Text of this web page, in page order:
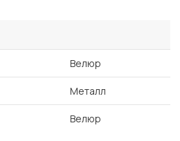
Велюр
Металл
Велюр